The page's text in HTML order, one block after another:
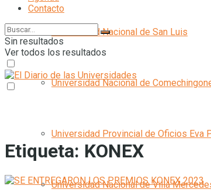
Universidad Nacional de San Luis
Universidad Nacional de
Universidad Provincial de Oficios Eva
Universidad Nacional de Villa
Contacto
Sin resultados
Ver todos los resultados
Etiqueta: KONEX